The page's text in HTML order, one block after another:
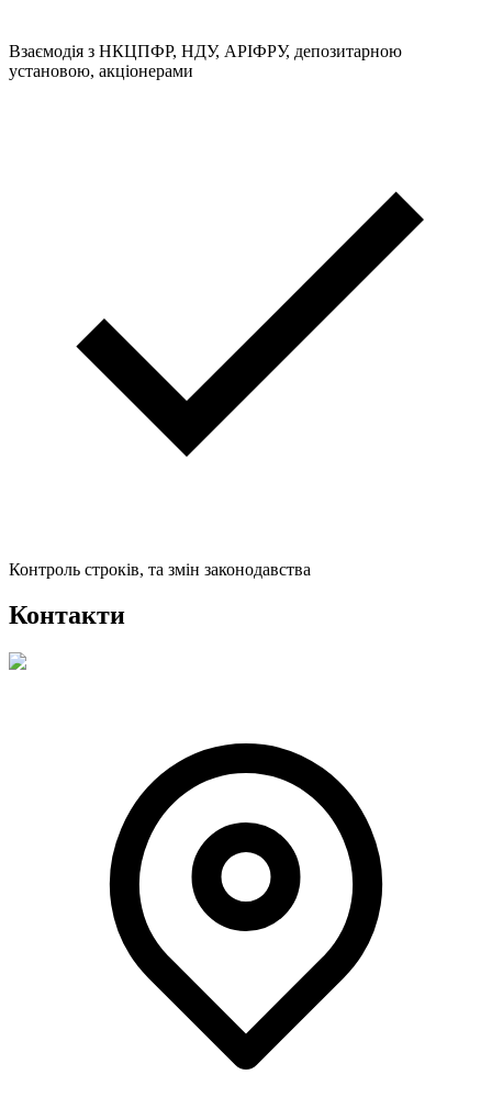
Взаємодія з НКЦПФР, НДУ, АРІФРУ, депозитарною
установою, акціонерами
Контроль строків, та змін законодавства
Контакти